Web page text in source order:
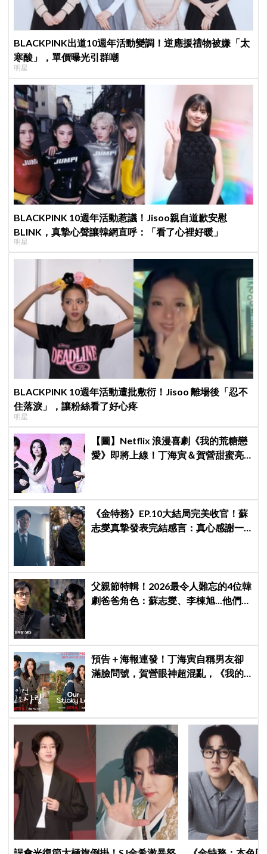
BLACKPINK出道10週年活動變調！逆應援禮物被嫌「太
寒酸」，單價曝光引群嘲
明星
BLACKPINK 10週年活動惹議！Jisoo親自道歉安慰
BLINK，真摯心聲讓韓網直呼：「看了心裡好暖」
明星
BLACKPINK 10週年活動遭批敷衍！Jisoo 離場後「忍不
住落淚」，讓粉絲看了好心疼
明星
【圖】Netflix 浪漫喜劇《我的荒糖戀
愛》即將上線！丁海寅＆賀營甜蜜亮
《金特務》EP.10大結局完美收官！蘇
志燮真摯發表完結感言：真心感謝一
父親節特輯！2026最令人難忘的4位韓
劇爸爸角色：蘇志燮、李棟旭...他們連
預告＋海報連發！丁海寅自稱男友卻
滿臉問號，賀營眼神超混亂，《我的